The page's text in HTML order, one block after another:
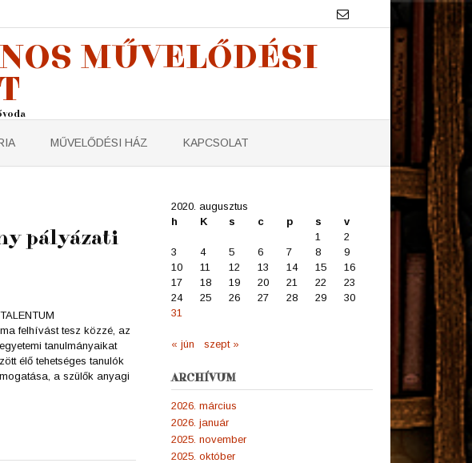
MŰVELŐDÉSI
MŰVELŐDÉSI HÁZ KAPCSOLAT
pályázati
felhívást tesz közzé, az
tanulmányaikat
élő tehetséges tanulók
a szülők anyagi
2020. augusztus
h
K s c p s
v
1
2
3
4 5 6 7 8
9
10
11 12 13 14 15
16
17
18 19 20 21 22
23
24
25 26 27 28 29
30
31
« jún szept »
ARCHÍVUM
2026. március
2026. január
2025. november
2025. október